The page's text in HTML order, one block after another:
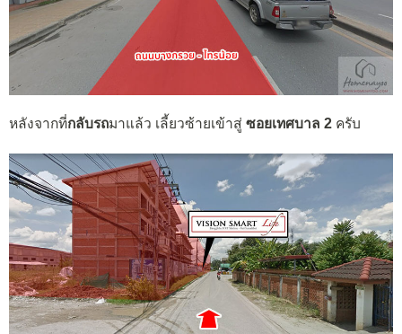
หลังจากที่กลับรถมาแล้ว เลี้ยวซ้ายเข้าสู่ ซอยเทศบาล 2 ครับ